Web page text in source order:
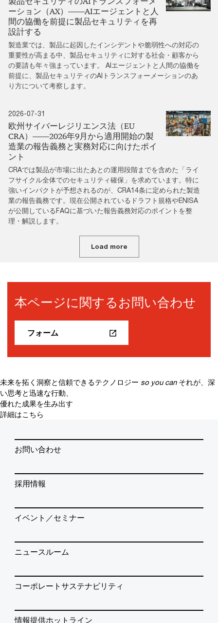
ーション（AX）――AIエージェントと人
間の協働を前提に製品セキュリティを再
設計する
製造業では、製品に起因したインシデントや脆弱性への対応の
重要性が高まる中、製品セキュリティに対する社会・顧客から
の要請も年々強まっています。 AIエージェントと人間の協働を
前提に、製品セキュリティのAIトランスフォーメーションのあ
り方について考察します。
2026-07-31
欧州サイバーレジリエンス法（EU
CRA）――2026年9月から適用開始の製
造業の報告義務と実務対応に向けたポイ
ント
CRAでは製品が市場に出たあとの運用段階までを含めた「ライ
フサイクル全体でのセキュリティ確保」を求めています。特に
強いインパクトが予想されるのが、CRA14条に定められた製造
業の報告義務です。現在公開されているドラフト規格やENISA
が公開しているFAQに基づいた報告義務対応のポイントを整
理・解説します。
Load more
本ページに関するお問い合わせ
フォーム
未来を拓く洞察と信頼できるテクノロジー so you can それが、深
い思考と迅速な行動、
優れた成果を生み出す
詳細はこちら
お問い合わせ
採用情報
イベント／セミナー
ニュースルーム
コーポレートサステナビリティ
情報提供ホットライン